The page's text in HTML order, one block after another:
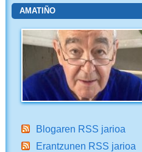
AMATIÑO
Blogaren RSS jarioa
Erantzunen RSS jarioa